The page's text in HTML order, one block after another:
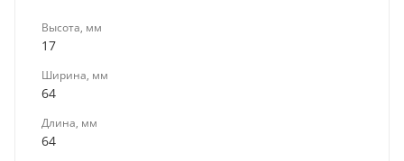
Высота, мм
17
Ширина, мм
64
Длина, мм
64